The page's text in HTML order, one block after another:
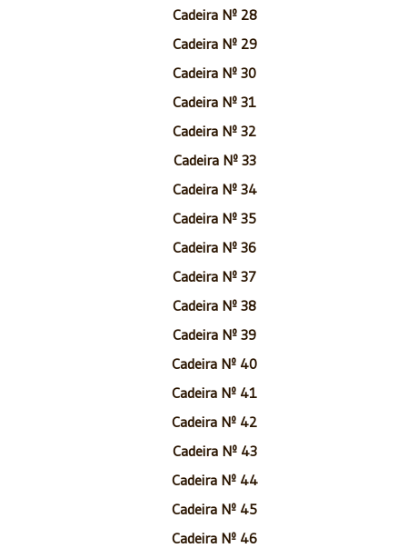
Cadeira Nº 28
Cadeira Nº 29
Cadeira Nº 30
Cadeira Nº 31
Cadeira Nº 32
Cadeira Nº 33
Cadeira Nº 34
Cadeira Nº 35
Cadeira Nº 36
Cadeira Nº 37
Cadeira Nº 38
Cadeira Nº 39
Cadeira Nº 40
Cadeira Nº 41
Cadeira Nº 42
Cadeira Nº 43
Cadeira Nº 44
Cadeira Nº 45
Cadeira Nº 46